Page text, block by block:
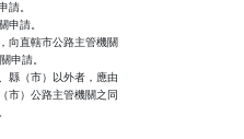
請。
申請。
向直轄市公路主管機關
申請。
縣（市）以外者，應由
市）公路主管機關之同